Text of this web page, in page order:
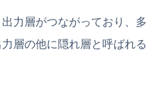
力層がつながっており、多
層の他に隠れ層と呼ばれる